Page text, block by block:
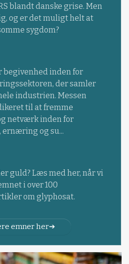
blandt danske grise. Men
og er det muligt helt at
sygdom?
begivenhed inden for
der samler
industrien. Messen
til at fremme
netværk inden for
og su...
guld? Læs med her, når vi
i over 100
om glyphosat.
emner her